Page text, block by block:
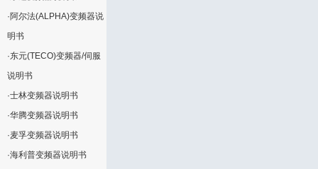
·阿尔法(ALPHA)变频器说
明书
·东元(TECO)变频器/伺服
说明书
·士林变频器说明书
·华腾变频器说明书
·麦孚变频器说明书
·海利普变频器说明书